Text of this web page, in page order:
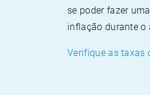
se poder fazer
inflação durante o
Verifique as taxas